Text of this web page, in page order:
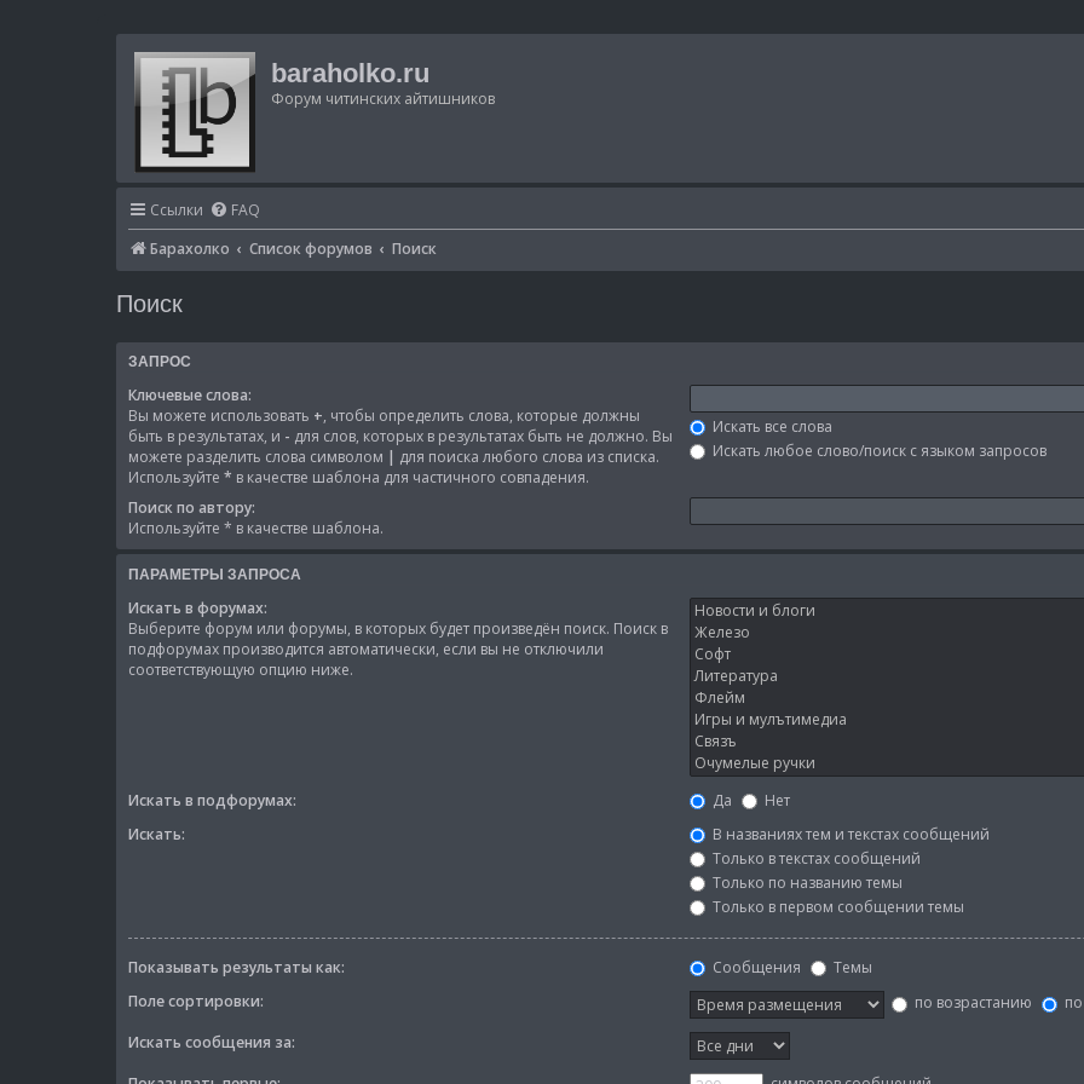
baraholko.ru
Форум читинских айтишников
Ссылки
FAQ
Барахолко
Список форумов Поиск
Поиск
ЗАПРОС
Ключевые слова:
Вы можете использовать +, чтобы определить слова, которые должны
быть в результатах, и - для слов, которых в результатах быть не должно. Вы
можете разделить слова символом | для поиска любого слова из списка.
Используйте * в качестве шаблона для частичного совпадения.
Искать все слова
Искать любое слово/поиск с языком запросов
Поиск по автору:
Используйте * в качестве шаблона.
ПАРАМЕТРЫ ЗАПРОСА
Искать в форумах:
Выберите форум или форумы, в которых будет произведён поиск. Поиск в
подфорумах производится автоматически, если вы не отключили
соответствующую опцию ниже.
Искать в подфорумах: Да
Нет
Искать:
В названиях тем и текстах сообщений
Только в текстах сообщений
Только по названию темы
Только в первом сообщении темы
Показывать результаты как: Сообщения
Темы
Поле сортировки:
по возрастанию
Искать сообщения за: